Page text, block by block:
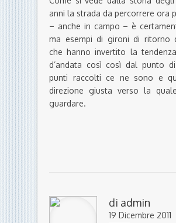
anni la strada da percorrere ora
– anche in campo – è
ma esempi di gironi di ritorno
che hanno invertito la
d’andata così così dal punto
punti raccolti ce ne sono e
direzione giusta verso la
guardare.
di admin
19 Dicembre 2011